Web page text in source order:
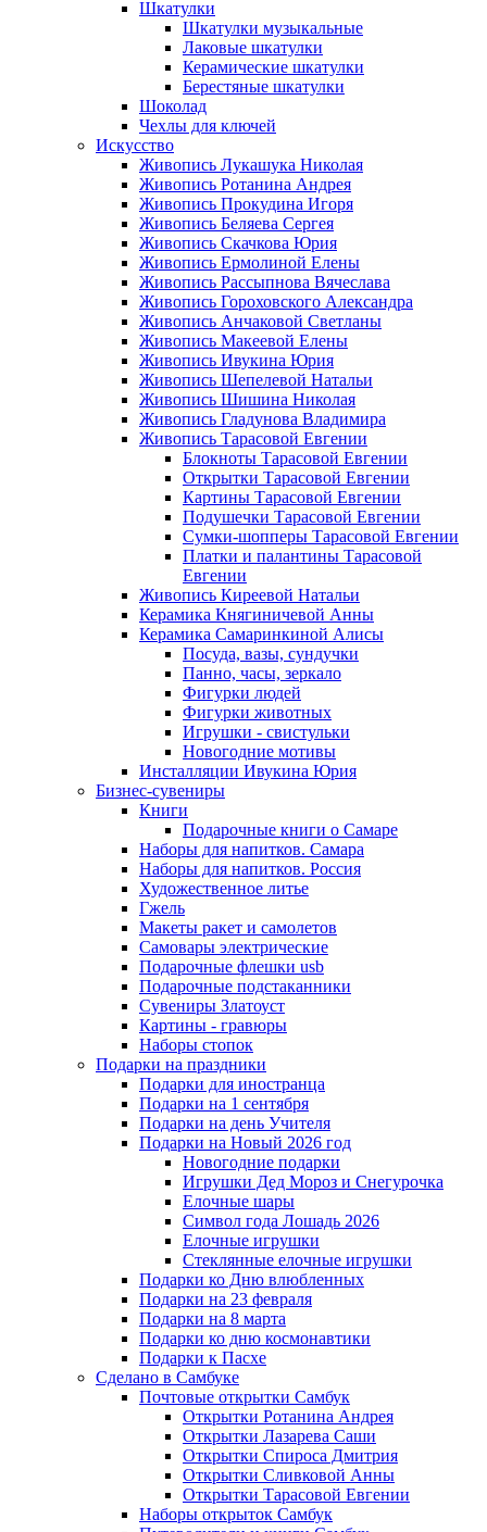
Шкатулки
Шкатулки музыкальные
Лаковые шкатулки
Керамические шкатулки
Берестяные шкатулки
Шоколад
Чехлы для ключей
Искусство
Живопись Лукашука Николая
Живопись Ротанина Андрея
Живопись Прокудина Игоря
Живопись Беляева Сергея
Живопись Скачкова Юрия
Живопись Ермолиной Елены
Живопись Рассыпнова Вячеслава
Живопись Гороховского Александра
Живопись Анчаковой Светланы
Живопись Макеевой Елены
Живопись Ивукина Юрия
Живопись Шепелевой Натальи
Живопись Шишина Николая
Живопись Гладунова Владимира
Живопись Тарасовой Евгении
Блокноты Тарасовой Евгении
Открытки Тарасовой Евгении
Картины Тарасовой Евгении
Подушечки Тарасовой Евгении
Сумки-шопперы Тарасовой Евгении
Платки и палантины Тарасовой
Евгении
Живопись Киреевой Натальи
Керамика Княгиничевой Анны
Керамика Самаринкиной Алисы
Посуда, вазы, сундучки
Панно, часы, зеркало
Фигурки людей
Фигурки животных
Игрушки - свистульки
Новогодние мотивы
Инсталляции Ивукина Юрия
Бизнес-сувениры
Книги
Подарочные книги о Самаре
Наборы для напитков. Самара
Наборы для напитков. Россия
Художественное литье
Гжель
Макеты ракет и самолетов
Самовары электрические
Подарочные флешки usb
Подарочные подстаканники
Сувениры Златоуст
Картины - гравюры
Наборы стопок
Подарки на праздники
Подарки для иностранца
Подарки на 1 сентября
Подарки на день Учителя
Подарки на Новый 2026 год
Новогодние подарки
Игрушки Дед Мороз и Снегурочка
Елочные шары
Символ года Лошадь 2026
Елочные игрушки
Стеклянные елочные игрушки
Подарки ко Дню влюбленных
Подарки на 23 февраля
Подарки на 8 марта
Подарки ко дню космонавтики
Подарки к Пасхе
Сделано в Самбуке
Почтовые открытки Самбук
Открытки Ротанина Андрея
Открытки Лазарева Саши
Открытки Спироса Дмитрия
Открытки Сливковой Анны
Открытки Тарасовой Евгении
Наборы открыток Самбук